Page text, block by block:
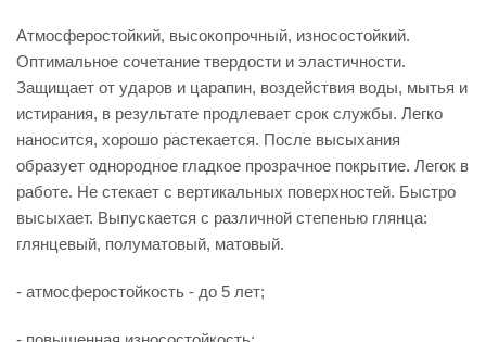
Атмосферостойкий, высокопрочный, износостойкий.
Оптимальное сочетание твердости и эластичности.
Защищает от ударов и царапин, воздействия воды, мытья и
истирания, в результате продлевает срок службы. Легко
наносится, хорошо растекается. После высыхания
образует однородное гладкое прозрачное покрытие. Легок в
работе. Не стекает с вертикальных поверхностей. Быстро
высыхает. Выпускается с различной степенью глянца:
глянцевый, полуматовый, матовый.
- атмосферостойкость - до 5 лет;